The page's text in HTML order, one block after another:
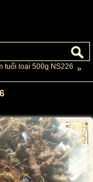
tuổi loại 500g NS226 »